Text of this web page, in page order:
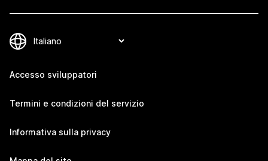
Accesso sviluppatori
Termini e condizioni del servizio
Informativa sulla privacy